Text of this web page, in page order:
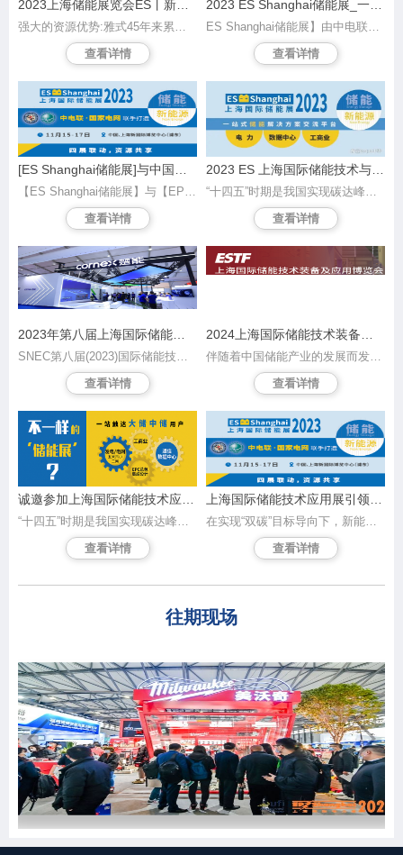
强大的资源优势:雅式45年来累计了庞大的工业用户资源，每年举办20多个行业展览会，行业涉及电力电工、数据中心、云计算、通信、智能建筑、汽车塑料、印刷、包装及纺织等。雅式展览每年服务国内外参展企业超过11,000家及来自150个国家/地区的640,000专业观众。
查看详情
ES Shanghai储能展】由中电联及国家电网主办，承办单位雅式集团拥有强大的资源优势，45年来累计了庞大的工业用户资源，每年举办20多个行业展览会，包括【CHINAPLAS国际橡塑展】【EP电力展】等，行业涉及电力电工、数据中心、云计算、通信、智能建筑、汽车塑料、印刷、包装及纺织等，拥有大量不同行业数据库的优势协助客户业务拓展。
查看详情
【ES Shanghai储能展】与【EP 国际电力电工展】、 【CDCE 国际数据中心展】、【IBG智能建筑暨节能技术展】同期举办,四展联动,资源共享,即将于 2023年11月15日至17日于上海新国际博览中心(N1-N5)隆重举行,面积扩大至60,000平方米,汇聚1,300家中外知名展商品牌,为观众呈现一场不容错过的视听盛宴。届时,中国电池工业协会储能分会同期将举办论坛“新型储能(上海)绿色生态发展论坛”,同时携会员单位现场隆重亮相。
查看详情
“十四五”时期是我国实现碳达峰目标的关键期和窗口期，也是新型储能发展的重要战略机遇期。为助力新型储能的发展与应用，由中国电力企业联合会及国家电网联手打造、雅式展览承办的 上海国际储能技术应用展览会（以下简称ES Shanghai储能展） 将于2023年11月15至17日于上海新国际博览中心隆重举办。
查看详情
SNEC第八届(2023)国际储能技术和装备及应用(上海)大会暨展览会同期举办SNEC第八届(2023)国际储能论坛研讨会议,据国家能源局发布，截至2022年底，全国已投运新型储能项目装机规模达8.7GW，平均储能时长约2.1小时，比2021年底增长110%以上。储能领跑者联盟统计，2022年全球电力储能（新型）装机量为21.33GW/43.94GWh，中国电力储能（新型）装机量为7.16GW/15.94GWh。 SNEC第八届上海储能两会，目前报名的参展企业中，
查看详情
伴随着中国储能产业的发展而发展，致力于搭建务实高效的全球储能合作网络，帮助储能行业对接市场与资本，推动储能商业化的市场和产业机制的建立，促进储能产业健康发展。ESTF2024上海国际储能技术及应用博览会作为我国储能产业发展重要的交流合作平台，在推动和宣传先进储能产品、科研成果转化与技术交流、政策与市场体系搭建、推动我国储能产业化、市场化、国际化等方面发挥着积极的促进作用。
查看详情
“十四五”时期是我国实现碳达峰目标的关键期和窗口期，也是新型储能发展的重要战略机遇期。为助力新型储能的发展与应用，由中国电力企业联合会及国家电网联手打造、雅式展览承办的「上海国际储能技术应用展览会（以下简称ES Shanghai储能展）」将于2023年11月15至17日于上海新国际博览中心隆重举办。
查看详情
在实现“双碳”目标导向下，新能源在整个能源体系中的比重快速增加，储能作为这场能源革命的关键支撑技术，将迎来爆发式增长。「上海国际电力电工展」(EP 电力展)深耕细作三十年，累积丰富的发电侧电网侧资源，为配合市场高速发展及借助平台优势引领电力产业的升级和转型，由中国电力企业联合会和国家电网携手合作，香港雅式展览服务有限公司承办的「上海国际储能技术应用展览会」(以下簡稱ES储能展)即将在2023年11月15日至17日于上海新国际博览中心盛大开幕，汇聚产业发展的全要素，搭建平台助力拓展产业间的合作领域、推动新型储能技术，为“双碳”目标方面迈出坚实步伐。
查看详情
往期现场